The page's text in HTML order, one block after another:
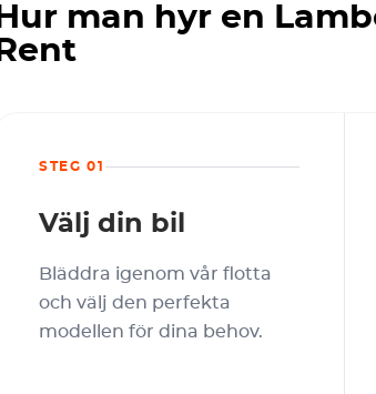
Hur man hyr en
Rent
STEG 01
Välj din bil
Bläddra igenom vår flotta
och välj den perfekta
modellen för dina behov.